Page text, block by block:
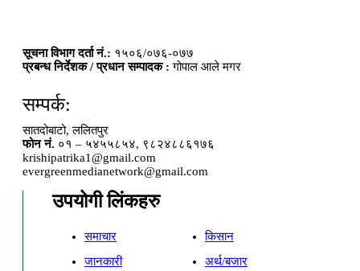
सूचना विभाग दर्ता नं.: १५०६/०७६-०७७
प्रबन्ध निर्देशक / प्रधान सम्पादक : गोपाल आले मगर
सम्पर्क:
सातदोबाटो, ललितपुर
फोन नं. ०१ – ५४५५८५४, ९८२४८८६१७६
krishipatrika1@gmail.com
evergreenmedianetwork@gmail.com
उपयोगी लिंकहरु
समाचार
किसान
जानकारी
अर्थ/बजार